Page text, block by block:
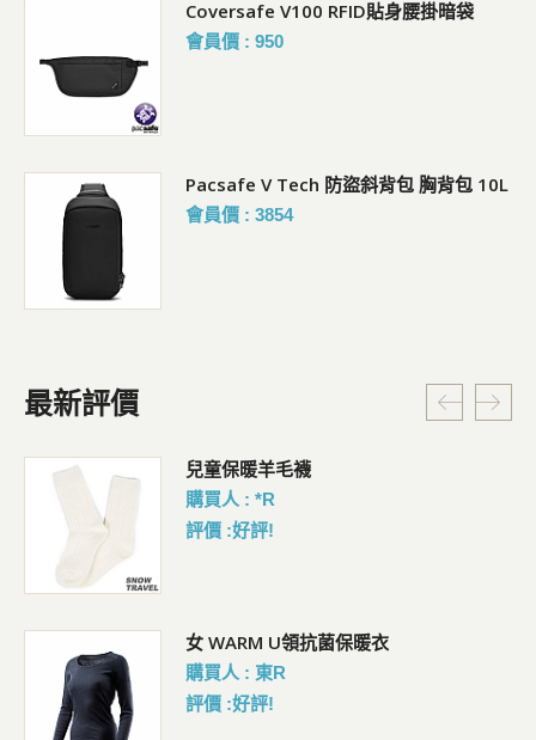
Coversafe V100 RFID貼身腰掛暗袋
會員價 : 950
Pacsafe V Tech 防盜斜背包 胸背包 10L
會員價 : 3854
最新評價
兒童保暖羊毛襪
購買人 : *R
評價 :好評!
女 WARM U領抗菌保暖衣
購買人 : 東R
評價 :好評!